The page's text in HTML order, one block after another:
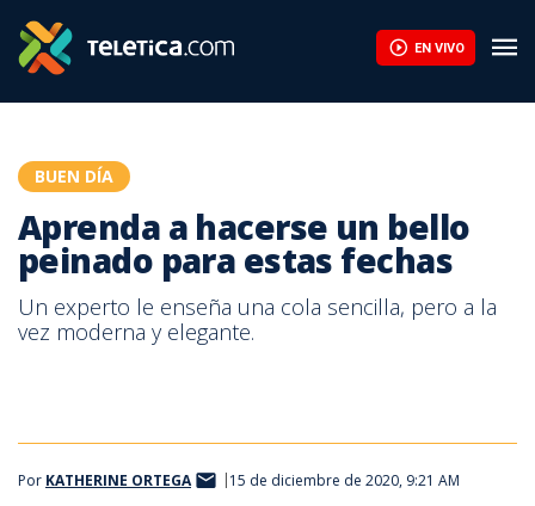
EN VIVO
BUEN DÍA
Aprenda a hacerse un bello
peinado para estas fechas
Un experto le enseña una cola sencilla, pero a la
vez moderna y elegante.
Por KATHERINE ORTEGA 15 de diciembre de 2020, 9:21 AM